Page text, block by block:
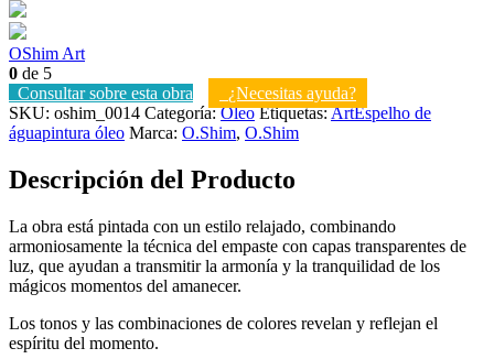
OShim Art
0 de 5
Consultar sobre esta obra
¿Necesitas ayuda?
SKU: oshim_0014 Categoría:Óleo Etiquetas:ArtEspelho de
águapintura óleo Marca: O.Shim, O.Shim
Descripción del Producto
La obra está pintada con un estilo relajado, combinando
armoniosamente la técnica del empaste con capas transparentes de
luz, que ayudan a transmitir la armonía y la tranquilidad de los
mágicos momentos del amanecer.
Los tonos y las combinaciones de colores revelan y reflejan el
espíritu del momento.